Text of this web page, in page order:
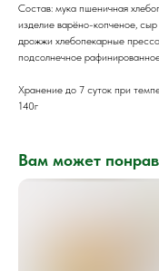
Состав: мука пшеничная
изделие варёно-копченое,
дрожжи хлебопекарные
подсолнечное
Хранение до 7 суток при
140г
Вам может